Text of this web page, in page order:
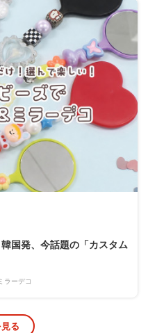
国発、今話題の「カスタム
ラーデコ
る